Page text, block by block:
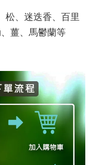
松、迷迭香、百里
薑、馬鬱蘭等